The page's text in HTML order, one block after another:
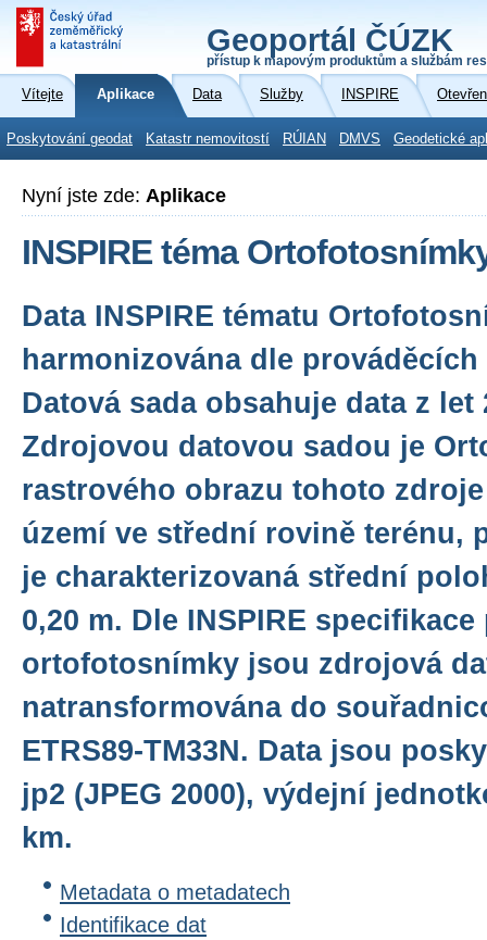
Geoportál ČÚZK
přístup k mapovým produktům a službám
Vítejte Aplikace Data Služby INSPIRE
Poskytování geodat Katastr nemovitostí RÚIAN DMVS Geodetické
Nyní jste zde: Aplikace
INSPIRE téma
Data INSPIRE tématu
harmonizována dle prováděcích
Datová sada obsahuje data z let
Zdrojovou datovou sadou je
rastrového obrazu tohoto
území ve střední rovině terénu,
je charakterizovaná střední
0,20 m. Dle INSPIRE
ortofotosnímky jsou zdrojová
natransformována do
ETRS89-TM33N. Data jsou
jp2 (JPEG 2000), výdejní
km.
Metadata o metadatech
Identifikace dat